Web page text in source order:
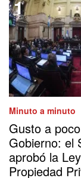
Minuto a minuto
Gusto a
Gobierno: el
aprobó la
Propiedad